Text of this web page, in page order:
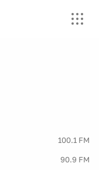
100.1 FM
90.9 FM